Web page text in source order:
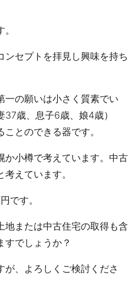
セプトを拝見し興味を持ち
の願いは小さく質素でい
歳、息子6歳、娘4歳）
とのできる器です。
か小樽で考えています。中古
えています。
です。
地または中古住宅の取得も含
すでしょうか？
が、よろしくご検討くださ